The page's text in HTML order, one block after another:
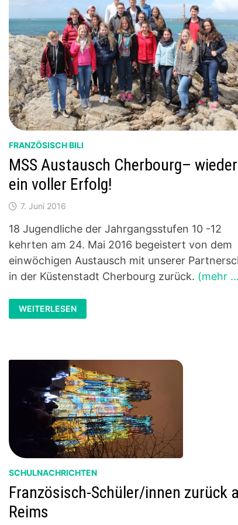
FRANZÖSISCH BILI
MSS Austausch Cherbourg– wieder
ein voller Erfolg!
7. Juni 2016
18 Jugendliche der Jahrgangsstufen 10 -12
kehrten am 24. Mai 2016 begeistert von dem
einwöchigen Austausch mit unserer
in der Küstenstadt Cherbourg zurück. (mehr
MSS
AUSTAUSCH
CHERBOURG–
WEITERLESEN
SCHULNACHRICHTEN
Französisch-Schüler/innen zurück
Reims